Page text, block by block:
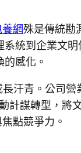
網殊是傳統勘
統到企業文
感化。
汗青。公司
謀轉型，將
點競爭力。